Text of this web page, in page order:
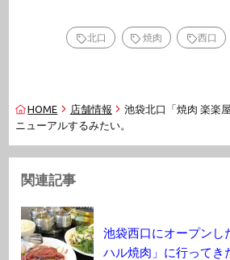
北口 焼肉 西口
HOME 店舗情報
池袋北口「焼肉 楽楽
ニューアルするみたい。
関連記事
池袋西口にオープンし
ハル焼肉」に行ってき